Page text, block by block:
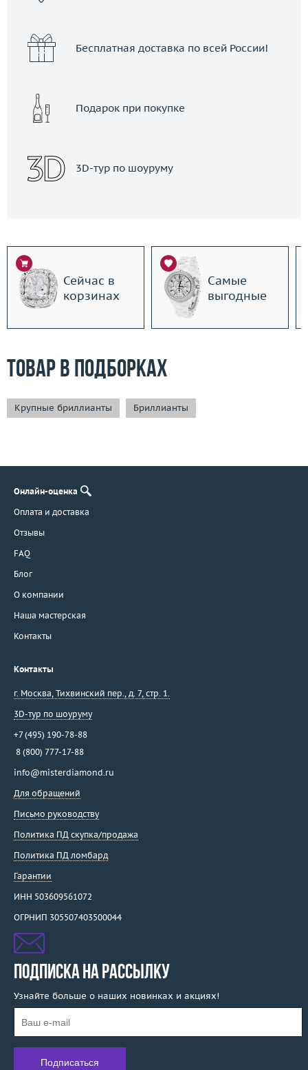
Бесплатная доставка по всей России!
Подарок при покупке
3D-тур по шоуруму
Сейчас в
корзинах
Самые
выгодные
Товар в подборках
Крупные бриллианты Бриллианты
Онлайн-оценка
Оплата и доставка
Отзывы
FAQ
Блог
О компании
Наша мастерская
Контакты
Контакты
г. Москва, Тихвинский пер., д. 7, стр. 1.
3D-тур по шоуруму
+7 (495) 190-78-88
8 (800) 777-17-88
info@misterdiamond.ru
Для обращений
Письмо руководству
Политика ПД скупка/продажа
Политика ПД ломбард
Гарантии
ИНН 503609561072
ОГРНИП 305507403500044
ПОДПИСКА НА РАССЫЛКУ
Узнайте больше о наших новинках и акциях!